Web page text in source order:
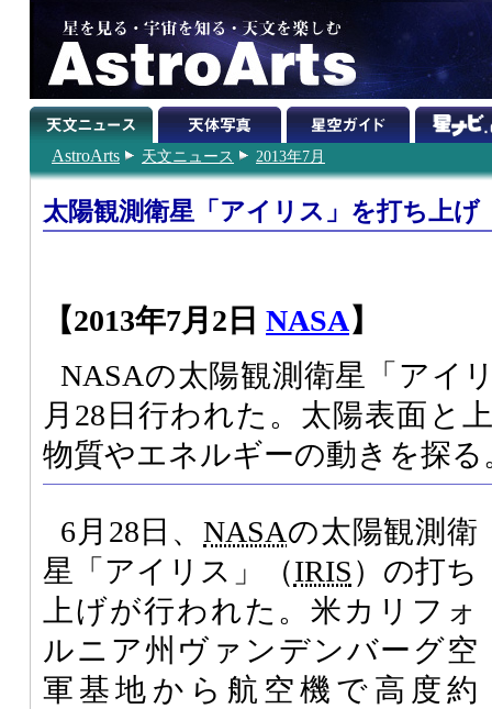
AstroArts 天文ニュース 2013年7月
太陽観測衛星「アイリス」を打ち上げ
【2013年7月2日 NASA】
NASAの太陽観測衛星「アイ
月28日行われた。太陽表面と
物質やエネルギーの動きを探る
6月28日、NASAの太陽観測衛
星「アイリス」（IRIS）の打ち
上げが行われた。米カリフォ
ルニア州ヴァンデンバーグ空
軍基地から航空機で高度約